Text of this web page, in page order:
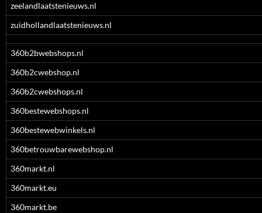
zeelandlaatstenieuws.nl
zuidhollandlaatstenieuws.nl
360b2bwebshops.nl
360b2cwebshop.nl
360b2cwebshops.nl
360bestewebshops.nl
360bestewebwinkels.nl
360betrouwbarewebshop.nl
360markt.nl
360markt.eu
360markt.be